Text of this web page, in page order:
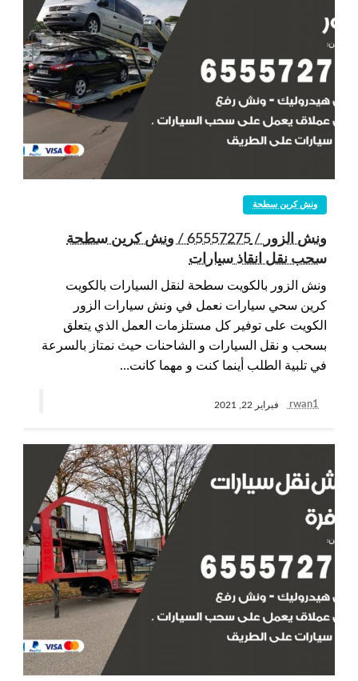
ونش كرين سطحة
ونش الزور / 65557275 / ونش كرين سطحة
سحب نقل انقاذ سيارات
ونش الزور بالكويت سطحة لنقل السيارات بالكويت
كرين سحي سيارات نعمل في ونش سيارات الزور
الكويت على توفير كل مستلزمات العمل الذي يتعلق
بسحب و نقل السيارات و الشاحنات حيث نمتاز بالسرعة
في تلبية الطلب أينما كنت و مهما كانت…
rwan1 فبراير 22, 2021